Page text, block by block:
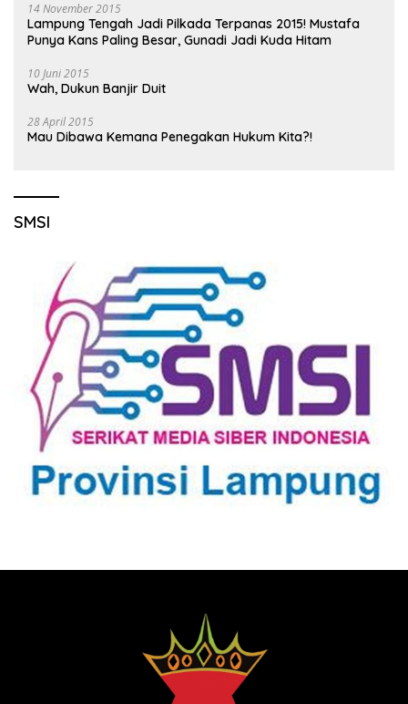
14 November 2015
Lampung Tengah Jadi Pilkada Terpanas 2015! Mustafa
Punya Kans Paling Besar, Gunadi Jadi Kuda Hitam
10 Juni 2015
Wah, Dukun Banjir Duit
28 April 2015
Mau Dibawa Kemana Penegakan Hukum Kita?!
SMSI